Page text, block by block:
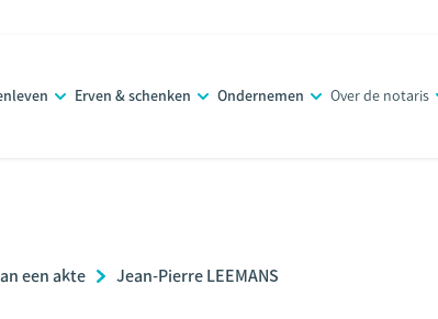
Erven & schenken Ondernemen Over de notaris
een akte Jean-Pierre LEEMANS